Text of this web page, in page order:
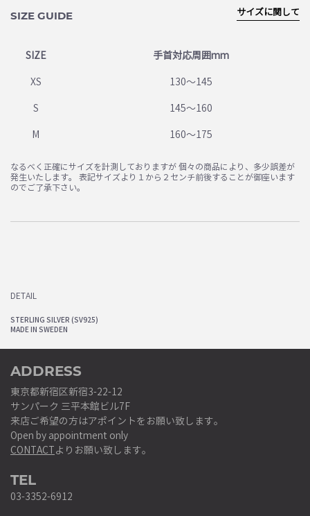
SIZE GUIDE
SIZE 手首対応周囲mm
XS 130～145
S 145～160
M 160～175
サイズに関して
なるべく正確にサイズを計測しておりますが 個々の商品により、多少誤差が
発生いたします。 表記サイズより１から２センチ前後することが御座います
のでご了承下さい。
DETAIL
STERLING SILVER (SV925)
MADE IN SWEDEN
ADDRESS
東京都新宿区新宿3-22-12
サンパーク 三平本館ビル7F
来店ご希望の方はアポイントをお願い致します。
Open by appointment only
CONTACTよりお願い致します。
TEL
03-3352-6912